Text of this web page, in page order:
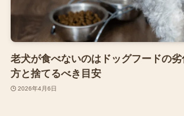
老犬が食べないのはドッグフードの
方と捨てるべき目安
2026年4月6日